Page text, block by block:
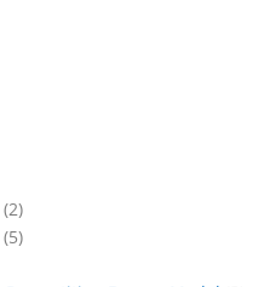
2articles
5articles